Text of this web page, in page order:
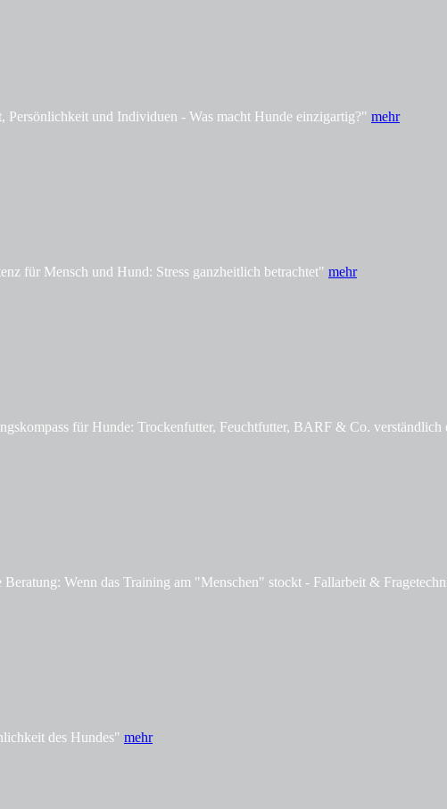
und Individuen - Was macht Hunde einzigartig?" mehr
für Mensch und Hund: Stress ganzheitlich betrachtet" mehr
für Hunde: Trockenfutter, Feuchtfutter, BARF & Co. verständlich
Wenn das Training am "Menschen" stockt - Fallarbeit &
des Hundes" mehr